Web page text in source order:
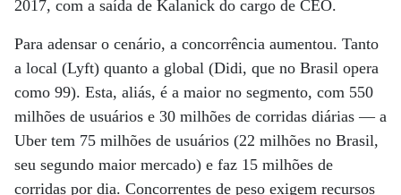
2017, com a saída de Kalanick do cargo de CEO.
Para adensar o cenário, a concorrência aumentou. Tanto
a local (Lyft) quanto a global (Didi, que no Brasil opera
como 99). Esta, aliás, é a maior no segmento, com 550
milhões de usuários e 30 milhões de corridas diárias — a
Uber tem 75 milhões de usuários (22 milhões no Brasil,
seu segundo maior mercado) e faz 15 milhões de
corridas por dia. Concorrentes de peso exigem recursos